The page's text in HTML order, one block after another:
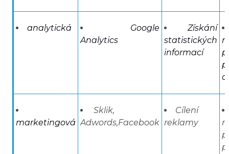
analytická
Google
Analytics
Získání
statistických
informací
marketingová
Sklik,
Adwords,Facebook
Cílení
reklamy